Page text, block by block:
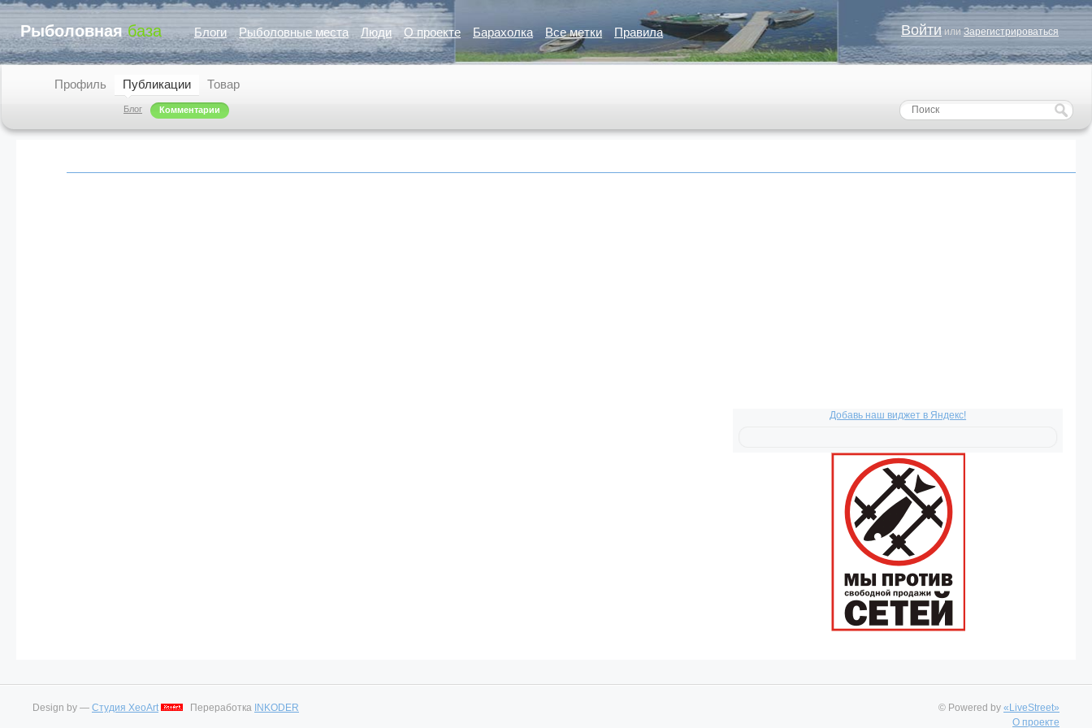
Рыболовнаябаза Блоги Рыболовные места Люди О проекте Барахолка Все метки Правила Войти или Зарегистрироваться
Профиль Публикации
Блог Комментарии
Товар
Добавь наш виджет в Яндекс!
© Powered by «LiveStreet»
О проекте
Design by — Студия XeoArt Переработка INKODER